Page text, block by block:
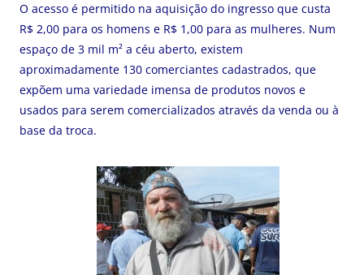
O acesso é permitido na aquisição do ingresso que custa
R$ 2,00 para os homens e R$ 1,00 para as mulheres. Num
espaço de 3 mil m² a céu aberto, existem
aproximadamente 130 comerciantes cadastrados, que
expõem uma variedade imensa de produtos novos e
usados para serem comercializados através da venda ou à
base da troca.